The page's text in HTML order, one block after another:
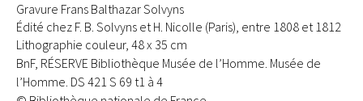
Gravure Frans Balthazar Solvyns
Édité chez F. B. Solvyns et H. Nicolle (Paris), entre 1808 et 1812
Lithographie couleur, 48 x 35 cm
BnF, RÉSERVE Bibliothèque Musée de l’Homme. Musée de
l’Homme. DS 421 S 69 t1 à 4